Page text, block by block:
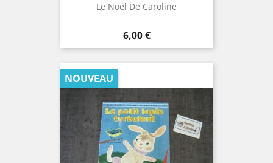
Le Noël De Caroline
Prix
6,00 €
NOUVEAU